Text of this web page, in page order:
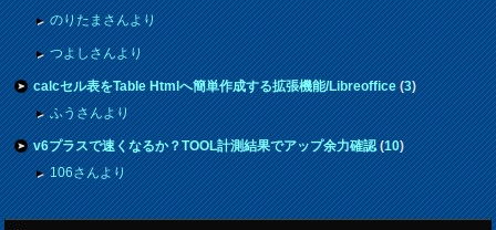
のりたまさんより
つよしさんより
calcセル表をTable Htmlへ簡単作成する拡張機能/Libreoffice(3)
ふうさんより
v6プラスで速くなるか？TOOL計測結果でアップ余力確認(10)
106さんより